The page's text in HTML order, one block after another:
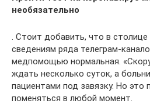
необязательно
. Стоит добавить, что в столице
сведениям ряда телеграм-
медпомощью нормальная.
ждать несколько суток, а
пациентами под завязку. Но это
поменяться в любой момент.